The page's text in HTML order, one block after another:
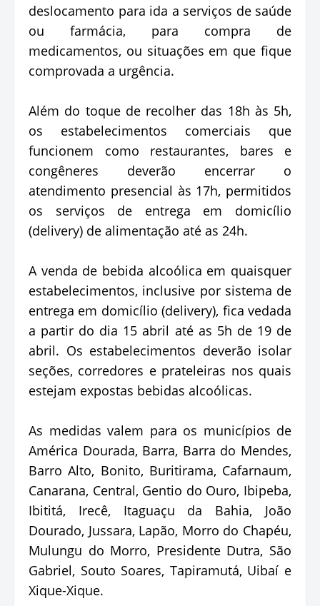
deslocamento para ida a serviços de saúde
ou farmácia, para compra de
medicamentos, ou situações em que fique
comprovada a urgência.
Além do toque de recolher das 18h às 5h,
os estabelecimentos comerciais que
funcionem como restaurantes, bares e
congêneres deverão encerrar o
atendimento presencial às 17h, permitidos
os serviços de entrega em domicílio
(delivery) de alimentação até as 24h.
A venda de bebida alcoólica em quaisquer
estabelecimentos, inclusive por sistema de
entrega em domicílio (delivery), fica vedada
a partir do dia 15 abril até as 5h de 19 de
abril. Os estabelecimentos deverão isolar
seções, corredores e prateleiras nos quais
estejam expostas bebidas alcoólicas.
As medidas valem para os municípios de
América Dourada, Barra, Barra do Mendes,
Barro Alto, Bonito, Buritirama, Cafarnaum,
Canarana, Central, Gentio do Ouro, Ibipeba,
Ibititá, Irecê, Itaguaçu da Bahia, João
Dourado, Jussara, Lapão, Morro do Chapéu,
Mulungu do Morro, Presidente Dutra, São
Gabriel, Souto Soares, Tapiramutá, Uibaí e
Xique-Xique.